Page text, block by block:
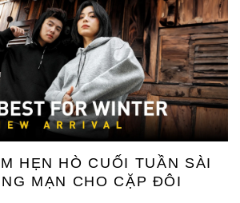
HẸN HÒ CUỐI TUẦN SÀI
MẠN CHO CẶP ĐÔI